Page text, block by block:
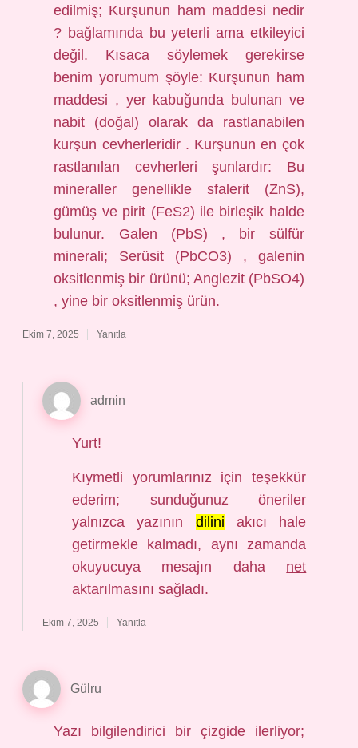
edilmiş; Kurşunun ham maddesi nedir
? bağlamında bu yeterli ama etkileyici
değil. Kısaca söylemek gerekirse
benim yorumum şöyle: Kurşunun ham
maddesi , yer kabuğunda bulunan ve
nabit (doğal) olarak da rastlanabilen
kurşun cevherleridir . Kurşunun en çok
rastlanılan cevherleri şunlardır: Bu
mineraller genellikle sfalerit (ZnS),
gümüş ve pirit (FeS2) ile birleşik halde
bulunur. Galen (PbS) , bir sülfür
minerali; Serüsit (PbCO3) , galenin
oksitlenmiş bir ürünü; Anglezit (PbSO4)
, yine bir oksitlenmiş ürün.
Ekim 7, 2025 Yanıtla
admin
Yurt!
Kıymetli yorumlarınız için teşekkür
ederim; sunduğunuz öneriler
yalnızca yazının dilini akıcı hale
getirmekle kalmadı, aynı zamanda
okuyucuya mesajın daha net
aktarılmasını sağladı.
Ekim 7, 2025 Yanıtla
Gülru
Yazı bilgilendirici bir çizgide ilerliyor;